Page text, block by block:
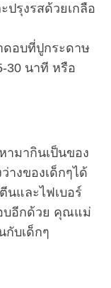
ปรุงรสด้วยเกลือ
ดอบที่ปูกระดาษ
30 นาที หรือ
ามากินเป็นของ
างของเด็กๆได้
นและไฟเบอร์
บอีกด้วย คุณแม่
กับเด็กๆ